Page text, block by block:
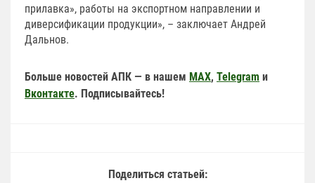
прилавка», работы на экспортном направлении и
диверсификации продукции», – заключает Андрей
Дальнов.
Больше новостей АПК — в нашем MAX, Telegram и
Вконтакте. Подписывайтесь!
Поделиться статьей: